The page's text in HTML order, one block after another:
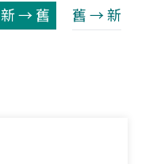
新 → 舊 舊 → 新